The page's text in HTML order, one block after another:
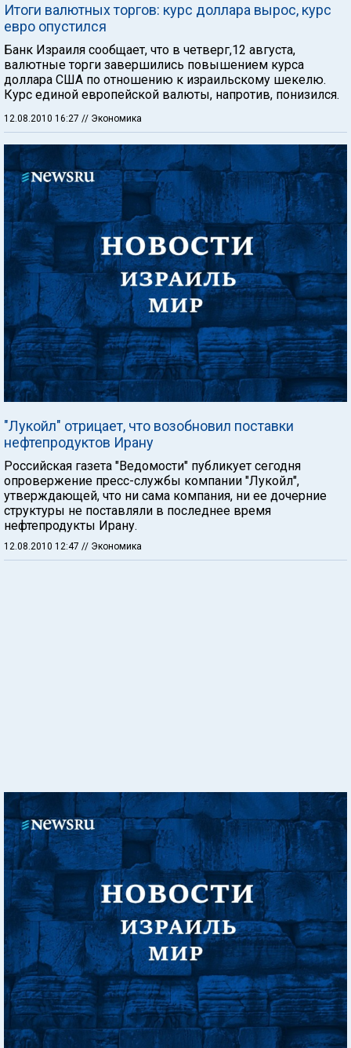
Итоги валютных торгов: курс доллара вырос, курс
евро опустился
Банк Израиля сообщает, что в четверг,12 августа,
валютные торги завершились повышением курса
доллара США по отношению к израильскому шекелю.
Курс единой европейской валюты, напротив, понизился.
12.08.2010 16:27 // Экономика
"Лукойл" отрицает, что возобновил поставки
нефтепродуктов Ирану
Российская газета "Ведомости" публикует сегодня
опровержение пресс-службы компании "Лукойл",
утверждающей, что ни сама компания, ни ее дочерние
структуры не поставляли в последнее время
нефтепродукты Ирану.
12.08.2010 12:47 // Экономика